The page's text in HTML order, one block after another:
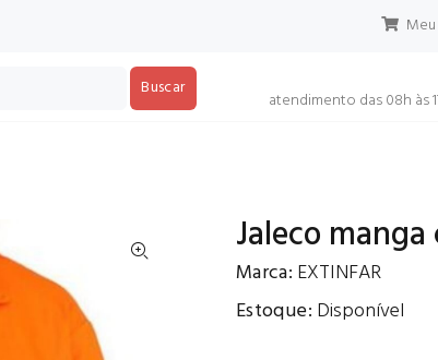
Buscar
atendimento das 08h às
Jaleco
Marca: EXTINFAR
Estoque: Disponível